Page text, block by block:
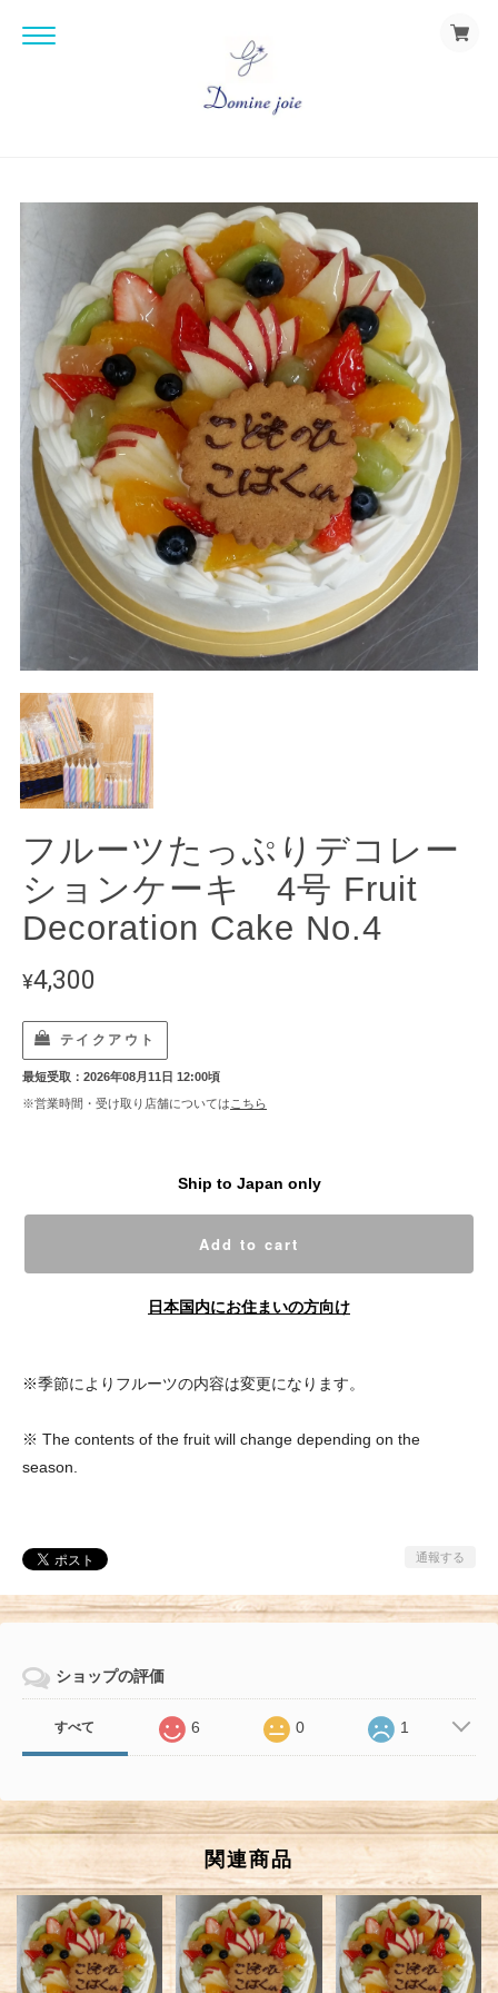
フルーツたっぷりデコレー
ションケーキ 4号 Fruit
Decoration Cake No.4
¥4,300
テイクアウト
最短受取：2026年08月11日 12:00頃
※営業時間・受け取り店舗についてはこちら
Ship to Japan only
Add to cart
日本国内にお住まいの方向け
※季節によりフルーツの内容は変更になります。
※ The contents of the fruit will change depending on the
season.
通報する
ショップの評価
すべて 6 0 1
関連商品